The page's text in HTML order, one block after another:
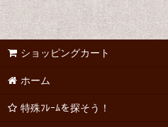
ショッピングカート
ホーム
特殊ﾌﾚｰﾑを探そう！